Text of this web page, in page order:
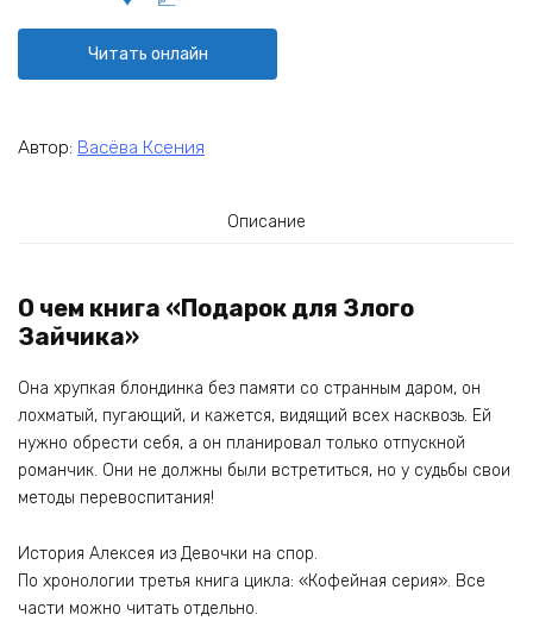
Читать онлайн
Автор: Васёва Ксения
Описание
О чем книга «Подарок для Злого
Зайчика»
Она хрупкая блондинка без памяти со странным даром, он
лохматый, пугающий, и кажется, видящий всех насквозь. Ей
нужно обрести себя, а он планировал только отпускной
романчик. Они не должны были встретиться, но у судьбы свои
методы перевоспитания!
История Алексея из Девочки на спор.
По хронологии третья книга цикла: «Кофейная серия». Все
части можно читать отдельно.